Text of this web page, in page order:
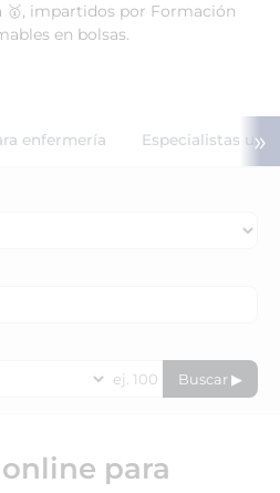
impartidos por Formación
en bolsas.
enfermería Especialistas »
Buscar ▶
para